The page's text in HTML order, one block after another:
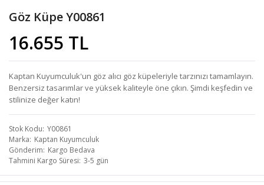
Göz Küpe Y00861
16.655 TL
Kaptan Kuyumculuk'un göz alıcı göz küpeleriyle tarzınızı tamamlayın.
Benzersiz tasarımlar ve yüksek kaliteyle öne çıkın. Şimdi keşfedin ve
stilinize değer katın!
Stok Kodu Y00861
Marka Kaptan Kuyumculuk
Gönderim Kargo Bedava
Tahmini Kargo Süresi 3-5 gün